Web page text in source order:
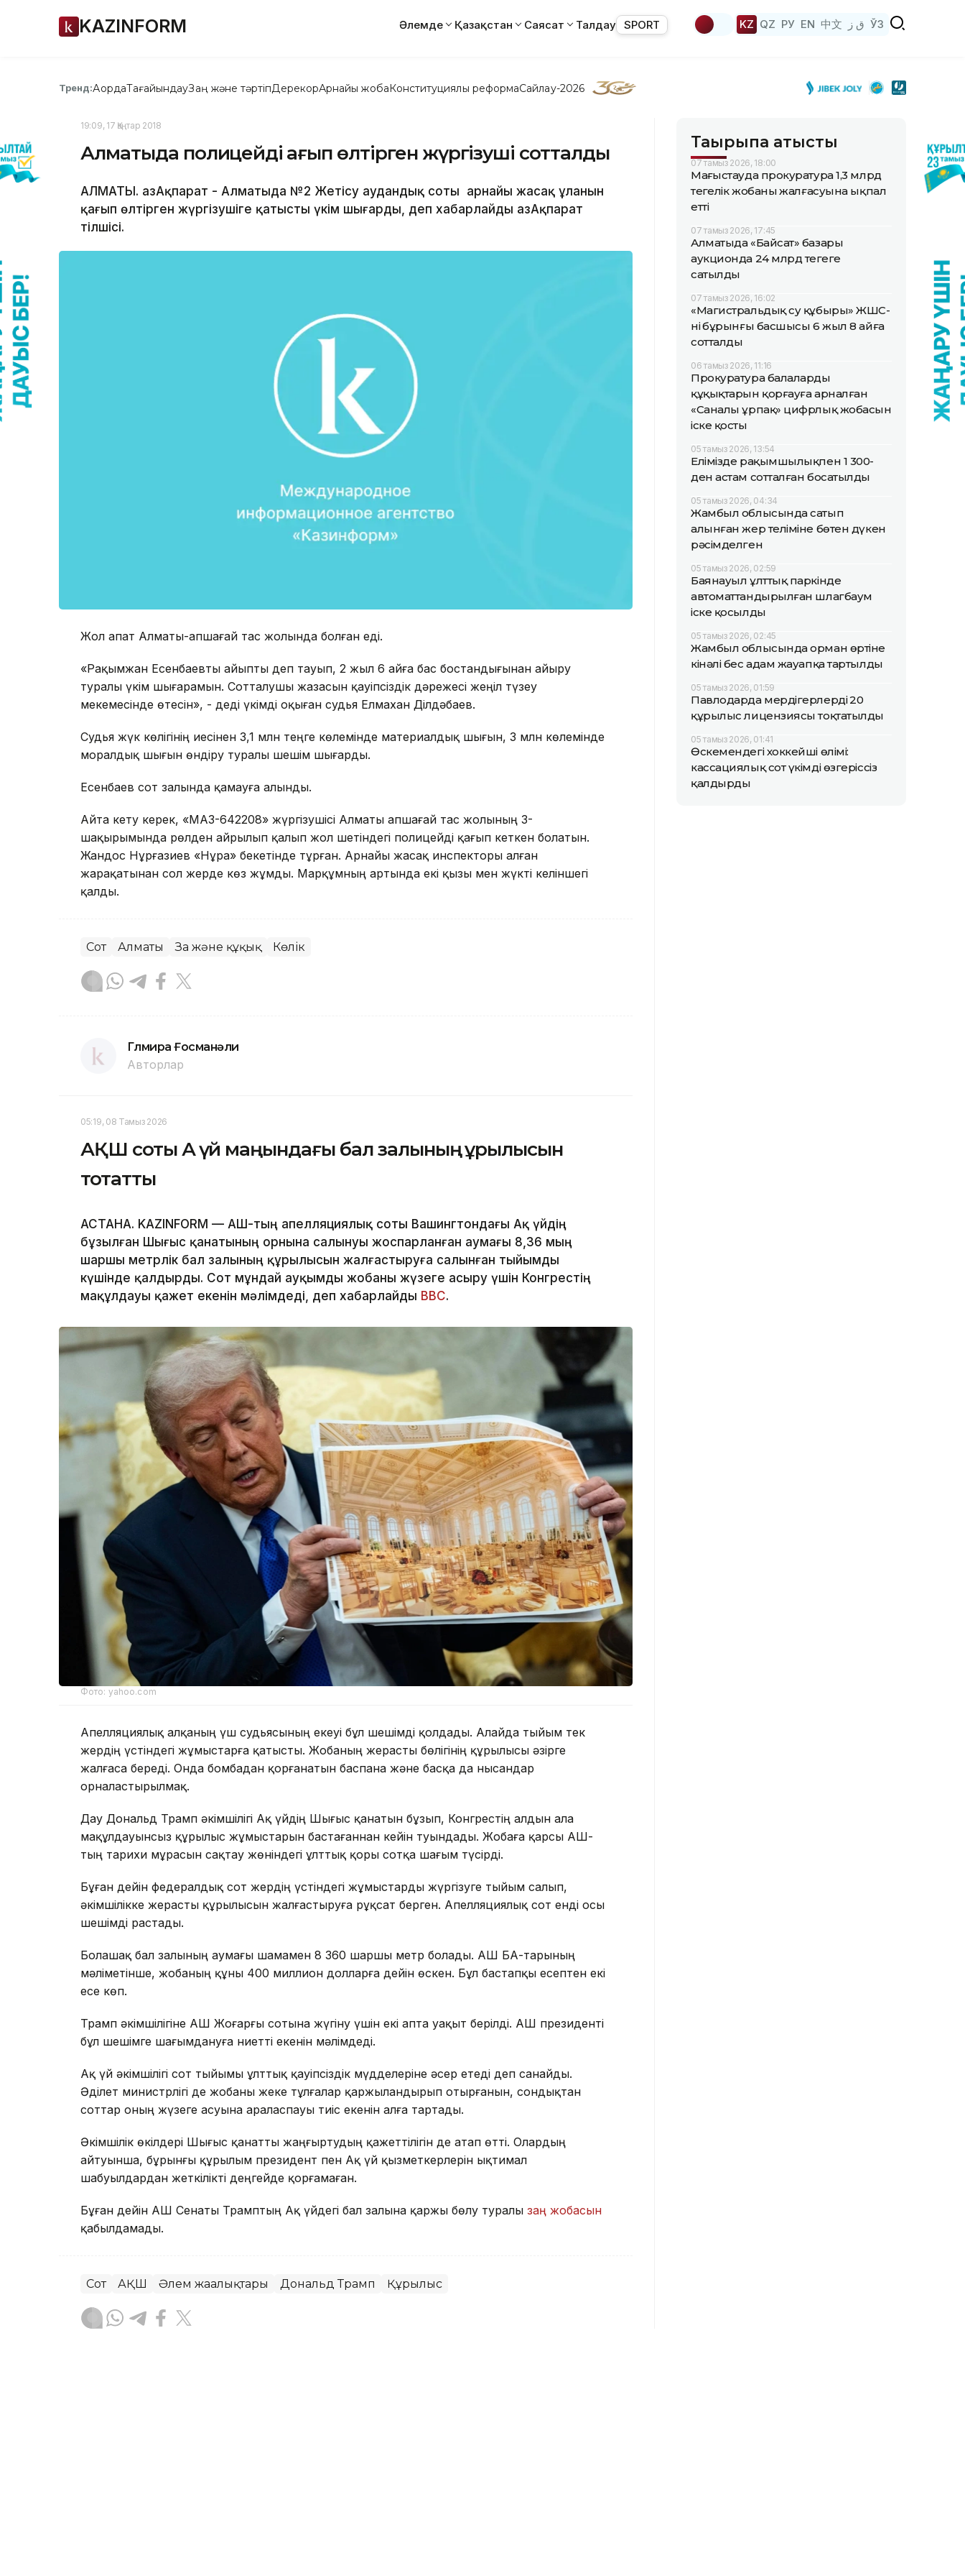
KAZINFORM Әлемде Қазақстан Саясат Талдау SPORT KZ QZ РУ EN 中文 ق ز ЎЗ
Тренд:АқордаТағайындауЗаң және тәртіпДерекқорАрнайы жобаКонституциялық реформаСайлау-2026
19:09, 17 Қаңтар 2018
Алматыда полицейді қағып өлтірген жүргізуші сотталды
АЛМАТЫ. ҚазАқпарат - Алматыда №2 Жетісу аудандық соты арнайы жасақ ұланын
қағып өлтірген жүргізушіге қатысты үкім шығарды, деп хабарлайды ҚазАқпарат
тілшісі.
Жол апат Алматы-Қапшағай тас жолында болған еді.
«Рақымжан Есенбаевты айыпты деп тауып, 2 жыл 6 айға бас бостандығынан айыру
туралы үкім шығарамын. Сотталушы жазасын қауіпсіздік дәрежесі жеңіл түзеу
мекемесінде өтесін», - деді үкімді оқыған судья Елмахан Ділдәбаев.
Судья жүк көлігінің иесінен 3,1 млн теңге көлемінде материалдық шығын, 3 млн көлемінде
моралдық шығын өндіру туралы шешім шығарды.
Есенбаев сот залында қамауға алынды.
Айта кету керек, «МАЗ-642208» жүргізушісі Алматы Қапшағай тас жолының 3-
шақырымында рөлден айрылып қалып жол шетіндегі полицейді қағып кеткен болатын.
Жандос Нұрғазиев «Нұра» бекетінде тұрған. Арнайы жасақ инспекторы алған
жарақатынан сол жерде көз жұмды. Марқұмның артында екі қызы мен жүкті келіншегі
қалды.
Сот Алматы Заң және құқық Көлік
Гүлмира Ғосманәли
Авторлар
05:19, 08 Тамыз 2026
АҚШ соты Ақ үй маңындағы бал залының құрылысын
тоқтатты
АСТАНА. KAZINFORM — АҚШ-тың апелляциялық соты Вашингтондағы Ақ үйдің
бұзылған Шығыс қанатының орнына салынуы жоспарланған аумағы 8,36 мың
шаршы метрлік бал залының құрылысын жалғастыруға салынған тыйымды
күшінде қалдырды. Сот мұндай ауқымды жобаны жүзеге асыру үшін Конгрестің
мақұлдауы қажет екенін мәлімдеді, деп хабарлайды BBC.
Фото: yahoo.com
Апелляциялық алқаның үш судьясының екеуі бұл шешімді қолдады. Алайда тыйым тек
жердің үстіндегі жұмыстарға қатысты. Жобаның жерасты бөлігінің құрылысы әзірге
жалғаса береді. Онда бомбадан қорғанатын баспана және басқа да нысандар
орналастырылмақ.
Дау Дональд Трамп әкімшілігі Ақ үйдің Шығыс қанатын бұзып, Конгрестің алдын ала
мақұлдауынсыз құрылыс жұмыстарын бастағаннан кейін туындады. Жобаға қарсы АҚШ-
тың тарихи мұрасын сақтау жөніндегі ұлттық қоры сотқа шағым түсірді.
Бұған дейін федералдық сот жердің үстіндегі жұмыстарды жүргізуге тыйым салып,
әкімшілікке жерасты құрылысын жалғастыруға рұқсат берген. Апелляциялық сот енді осы
шешімді растады.
Болашақ бал залының аумағы шамамен 8 360 шаршы метр болады. АҚШ БАҚ-тарының
мәліметінше, жобаның құны 400 миллион долларға дейін өскен. Бұл бастапқы есептен екі
есе көп.
Трамп әкімшілігіне АҚШ Жоғарғы сотына жүгіну үшін екі апта уақыт берілді. АҚШ президенті
бұл шешімге шағымдануға ниетті екенін мәлімдеді.
Ақ үй әкімшілігі сот тыйымы ұлттық қауіпсіздік мүдделеріне әсер етеді деп санайды.
Әділет министрлігі де жобаны жеке тұлғалар қаржыландырып отырғанын, сондықтан
соттар оның жүзеге асуына араласпауы тиіс екенін алға тартады.
Әкімшілік өкілдері Шығыс қанатты жаңғыртудың қажеттілігін де атап өтті. Олардың
айтуынша, бұрынғы құрылым президент пен Ақ үй қызметкерлерін ықтимал
шабуылдардан жеткілікті деңгейде қорғамаған.
Бұған дейін АҚШ Сенаты Трамптың Ақ үйдегі бал залына қаржы бөлу туралы заң жобасын
қабылдамады.
Сот АҚШ Әлем жаңалықтары Дональд Трамп Құрылыс
Тақырыпқа қатысты
07 тамыз 2026, 18:00
Маңғыстауда прокуратура 1,3 млрд
теңгелік жобаның жалғасуына ықпал
етті
07 тамыз 2026, 17:45
Алматыда «Байсат» базары
аукционда 24 млрд теңгеге
сатылды
07 тамыз 2026, 16:02
«Магистральдық су құбыры» ЖШС-
нің бұрынғы басшысы 6 жыл 8 айға
сотталды
06 тамыз 2026, 11:16
Прокуратура балалардың
құқықтарын қорғауға арналған
«Саналы ұрпақ» цифрлық жобасын
іске қосты
05 тамыз 2026, 13:54
Елімізде рақымшылықпен 1 300-
ден астам сотталған босатылды
05 тамыз 2026, 04:34
Жамбыл облысында сатып
алынған жер теліміне бөтен дүкен
рәсімделген
05 тамыз 2026, 02:59
Баянауыл ұлттық паркінде
автоматтандырылған шлагбаум
іске қосылды
05 тамыз 2026, 02:45
Жамбыл облысында орман өртіне
кінәлі бес адам жауапқа тартылды
05 тамыз 2026, 01:59
Павлодарда мердігерлердің 20
құрылыс лицензиясы тоқтатылды
05 тамыз 2026, 01:41
Өскемендегі хоккейші өлімі:
кассациялық сот үкімді өзгеріссіз
қалдырды